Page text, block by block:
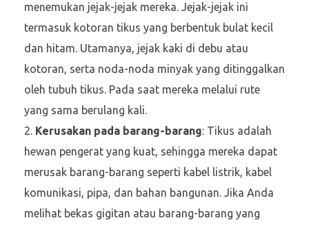
menemukan jejak-jejak mereka. Jejak-jejak ini
termasuk kotoran tikus yang berbentuk bulat kecil
dan hitam. Utamanya, jejak kaki di debu atau
kotoran, serta noda-noda minyak yang ditinggalkan
oleh tubuh tikus. Pada saat mereka melalui rute
yang sama berulang kali.
Kerusakan pada barang-barang: Tikus adalah
hewan pengerat yang kuat, sehingga mereka dapat
merusak barang-barang seperti kabel listrik, kabel
komunikasi, pipa, dan bahan bangunan. Jika Anda
melihat bekas gigitan atau barang-barang yang